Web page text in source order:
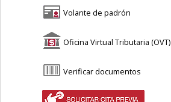
Volante de padrón
Oficina Virtual Tributaria (OVT)
Verificar documentos